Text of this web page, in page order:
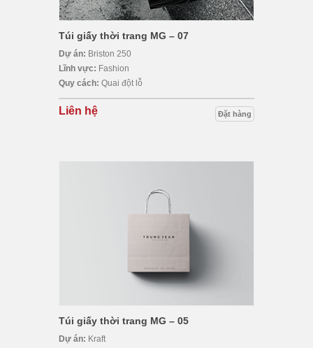
Túi giấy thời trang MG – 07
Dự án: Briston 250
Lĩnh vực: Fashion
Quy cách: Quai đột lỗ
Liên hệ Đặt hàng
Túi giấy thời trang MG – 05
Dự án: Kraft